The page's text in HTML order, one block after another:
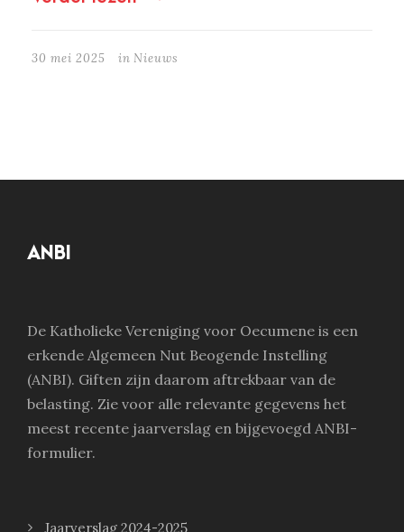
30 mei 2025 in Nieuws
ANBI
De Katholieke Vereniging voor Oecumene is een
erkende Algemeen Nut Beogende Instelling
(ANBI). Giften zijn daarom aftrekbaar van de
belasting. Zie voor alle relevante gegevens het
meest recente jaarverslag en bijgevoegd ANBI-
formulier.
Jaarverslag 2024-2025